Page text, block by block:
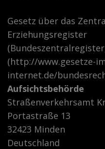
Gesetz über das
Erziehungsregister
(http://www.gesetze-
internet.de/
Aufsichtsbehörde
Straßenverkehrsamt
Portastraße 13
32423 Minden
Deutschland